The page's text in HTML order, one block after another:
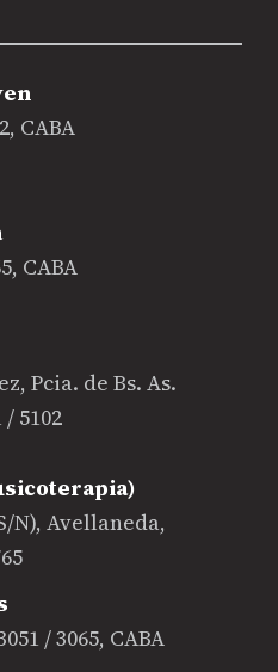
CABA
CABA
Pcia. de Bs. As.
5102
N), Avellaneda,
/ 3065, CABA